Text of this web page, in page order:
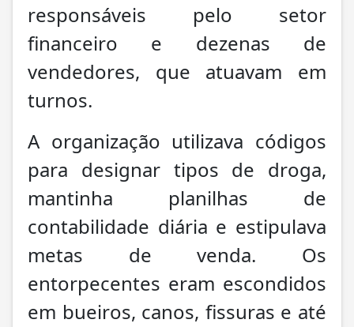
responsáveis pelo setor
financeiro e dezenas de
vendedores, que atuavam em
turnos.
A organização utilizava códigos
para designar tipos de droga,
mantinha planilhas de
contabilidade diária e estipulava
metas de venda. Os
entorpecentes eram escondidos
em bueiros, canos, fissuras e até